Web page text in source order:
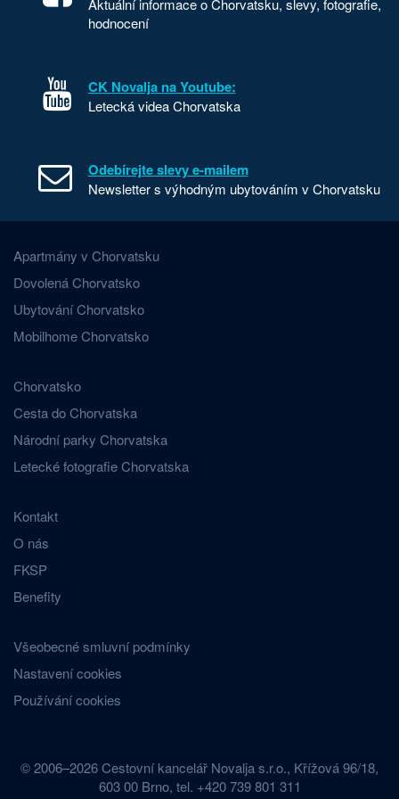
hodnocení
CK Novalja na Youtube:
Letecká videa Chorvatska
Odebírejte slevy e-mailem
Newsletter s výhodným ubytováním v Chorvatsku
Apartmány v Chorvatsku
Dovolená Chorvatsko
Ubytování Chorvatsko
Mobilhome Chorvatsko
Chorvatsko
Cesta do Chorvatska
Národní parky Chorvatska
Letecké fotografie Chorvatska
Kontakt
O nás
FKSP
Benefity
Všeobecné smluvní podmínky
Nastavení cookies
Používání cookies
© 2006–2026 Cestovní kancelář Novalja s.r.o., Křížová 96/18,
603 00 Brno, tel. +420 739 801 311